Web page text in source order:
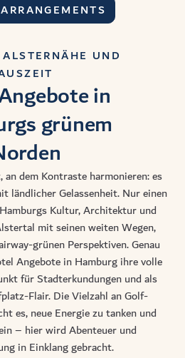
UND
in
grünem
dem Kontraste harmonieren: es
ländlicher Gelassenheit. Nur einen
Kultur, Architektur und
mit seinen weiten Wegen,
grünen Perspektiven. Genau
Angebote in Hamburgihre volle
für Stadterkundungen und als
Flair. Die Vielzahl an Golf-
es, neue Energie zu tanken und
– hier wird Abenteuer und
in Einklang gebracht.